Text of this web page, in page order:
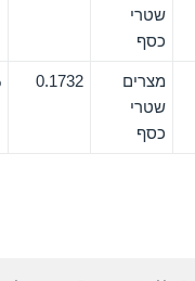
שטרי
כסף
מצרים
שטרי
כסף
0.1732